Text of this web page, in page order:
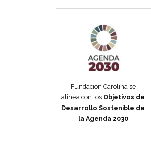
Fundación Carolina se
alinea con los Objetivos de
Desarrollo Sostenible de
la Agenda 2030